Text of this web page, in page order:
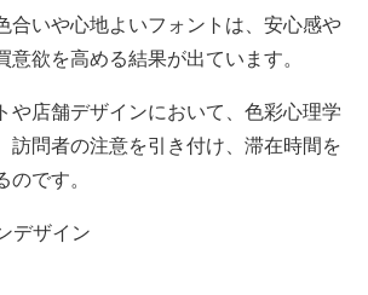
合いや心地よいフォントは、安心感や
意欲を高める結果が出ています。
や店舗デザインにおいて、色彩心理学
訪問者の注意を引き付け、滞在時間を
のです。
デザイン